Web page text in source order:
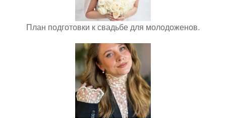
План подготовки к свадьбе для молодоженов.